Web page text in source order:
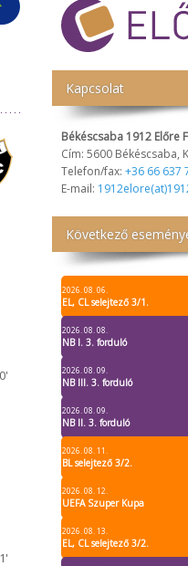
Kapcsolat
Békéscsaba 1912 Előre
Cím: 5600 Békéscsaba,
Telefon/fax: +36 66 637
E-mail:
Következő
2026. 08. 06.
EL, CL selejtező 3/1.
2026. 08. 08.
NB I. 3. forduló
2026. 08. 09.
NB III. 3. forduló
2026. 08. 09.
NB II. 3. forduló
2026. 08. 11.
BL selejtező 3/2.
2026. 08. 12.
UEFA Szuper Kupa
2026. 08. 13.
EL, CL selejtező 3/2.
0'
1'